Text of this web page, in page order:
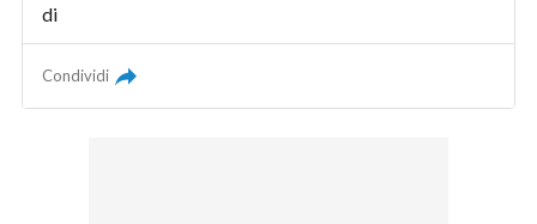
di
Condividi